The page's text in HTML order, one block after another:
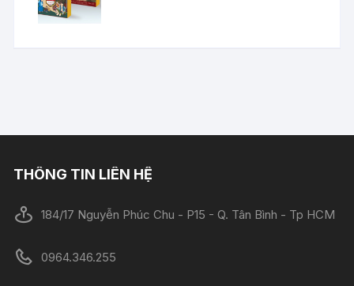
THÔNG TIN LIÊN HỆ
184/17 Nguyễn Phúc Chu - P15 - Q. Tân Bình - Tp HCM
0964.346.255